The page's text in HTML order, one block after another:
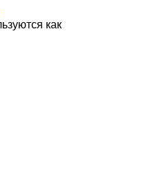
как